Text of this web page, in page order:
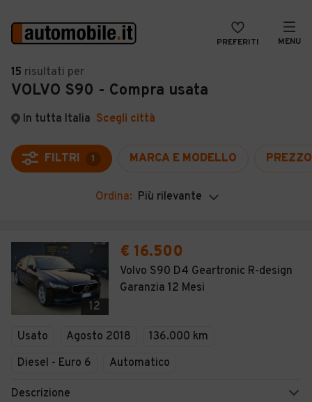
PREFERITI MENU
Auto
Auto usate
Auto Km 0
Auto Nuove
Noleggio a lungo termine
Moto
Camper
Veicoli Commerciali
VENDI
MAGAZINE
ACCEDI
15 risultati per
VOLVO S90 - Compra usata
In tutta Italia Scegli città
FILTRI 1 MARCA E MODELLO PREZZO
Ordina: Più rilevante
12
€ 16.500
Volvo S90 D4 Geartronic R-design
Garanzia 12 Mesi
Usato Agosto 2018
136.000 km
Diesel - Euro 6
Automatico
Descrizione